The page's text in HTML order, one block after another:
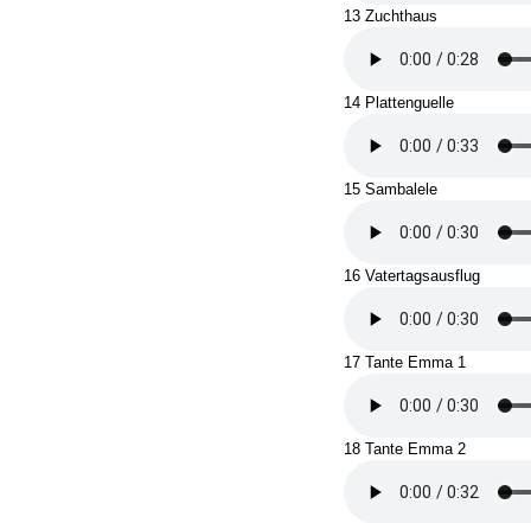
13 Zuchthaus
14 Plattenguelle
15 Sambalele
16 Vatertagsausflug
17 Tante Emma 1
18 Tante Emma 2